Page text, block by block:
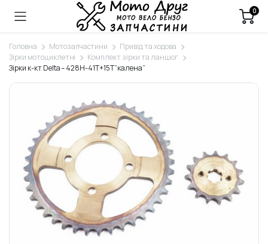
0
Головна Мотозапчастини
Привід та ходова
Зірки мотоциклетні
Комплект зірки та ланцюг
Зірки к-кт Delta – 428H-41T+15T”калена”